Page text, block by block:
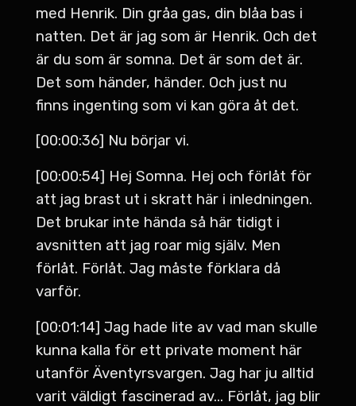
med Henrik. Din gråa gas, din blåa bas i
natten. Det är jag som är Henrik. Och det
är du som är somna. Det är som det är.
Det som händer, händer. Och just nu
finns ingenting som vi kan göra åt det.
[00:00:36] Nu börjar vi.
[00:00:54] Hej Somna. Hej och förlåt för
att jag brast ut i skratt här i inledningen.
Det brukar inte hända så här tidigt i
avsnitten att jag roar mig själv. Men
förlåt. Förlåt. Jag måste förklara då
varför.
[00:01:14] Jag hade lite av vad man skulle
kunna kalla för ett private moment här
utanför Äventyrsvargen. Jag har ju alltid
varit väldigt fascinerad av... Förlåt, jag blir